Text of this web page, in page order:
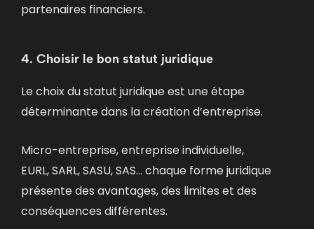
partenaires financiers.
4. Choisir le bon statut juridique
Le choix du statut juridique est une étape
déterminante dans la création d’entreprise.
Micro-entreprise, entreprise individuelle,
EURL, SARL, SASU, SAS… chaque forme juridique
présente des avantages, des limites et des
conséquences différentes.